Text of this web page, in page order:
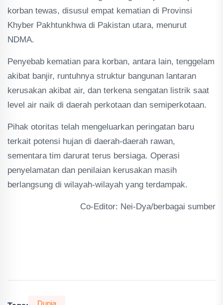
korban tewas, disusul empat kematian di Provinsi
Khyber Pakhtunkhwa di Pakistan utara, menurut
NDMA.
Penyebab kematian para korban, antara lain, tenggelam
akibat banjir, runtuhnya struktur bangunan lantaran
kerusakan akibat air, dan terkena sengatan listrik saat
level air naik di daerah perkotaan dan semiperkotaan.
Pihak otoritas telah mengeluarkan peringatan baru
terkait potensi hujan di daerah-daerah rawan,
sementara tim darurat terus bersiaga. Operasi
penyelamatan dan penilaian kerusakan masih
berlangsung di wilayah-wilayah yang terdampak.
Co-Editor: Nei-Dya/berbagai sumber
Dunia